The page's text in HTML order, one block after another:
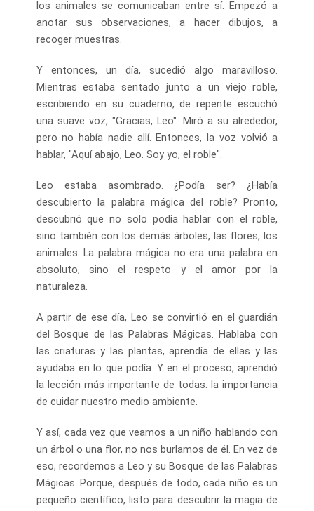
los animales se comunicaban entre sí. Empezó a
anotar sus observaciones, a hacer dibujos, a
recoger muestras.
Y entonces, un día, sucedió algo maravilloso.
Mientras estaba sentado junto a un viejo roble,
escribiendo en su cuaderno, de repente escuchó
una suave voz, "Gracias, Leo". Miró a su alrededor,
pero no había nadie allí. Entonces, la voz volvió a
hablar, "Aquí abajo, Leo. Soy yo, el roble".
Leo estaba asombrado. ¿Podía ser? ¿Había
descubierto la palabra mágica del roble? Pronto,
descubrió que no solo podía hablar con el roble,
sino también con los demás árboles, las flores, los
animales. La palabra mágica no era una palabra en
absoluto, sino el respeto y el amor por la
naturaleza.
A partir de ese día, Leo se convirtió en el guardián
del Bosque de las Palabras Mágicas. Hablaba con
las criaturas y las plantas, aprendía de ellas y las
ayudaba en lo que podía. Y en el proceso, aprendió
la lección más importante de todas: la importancia
de cuidar nuestro medio ambiente.
Y así, cada vez que veamos a un niño hablando con
un árbol o una flor, no nos burlamos de él. En vez de
eso, recordemos a Leo y su Bosque de las Palabras
Mágicas. Porque, después de todo, cada niño es un
pequeño científico, listo para descubrir la magia de